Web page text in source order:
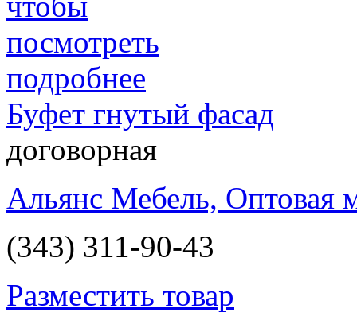
Буфет гнутый фасад
договорная
Альянс Мебель, Оптовая
(343) 311-90-43
Разместить товар